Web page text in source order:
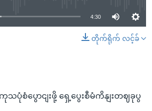
4:30
တိုက်ရိုက် လင့်ခ်
သပုံစံပွောငျးဖို့ ရှေ့ပွေးစီမံကိနျးတဈခုပွ